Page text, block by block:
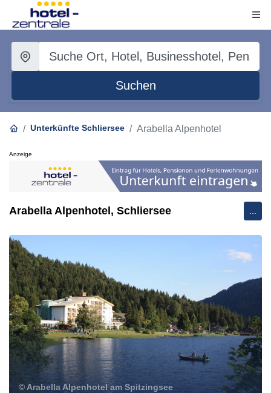
Suchen
Unterkünfte Schliersee Arabella Alpenhotel
Anzeige
Arabella Alpenhotel, Schliersee
© Arabella Alpenhotel am Spitzingsee